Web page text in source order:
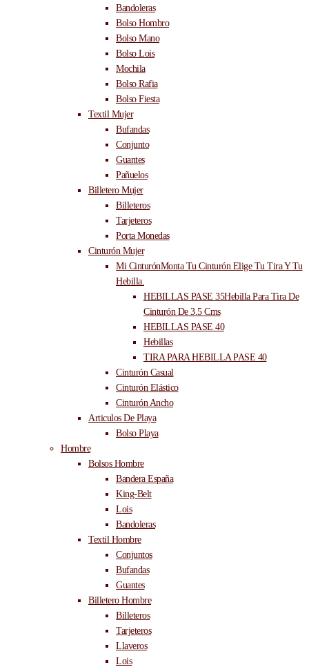
Bandoleras
Bolso Hombro
Bolso Mano
Bolso Lois
Mochila
Bolso Rafia
Bolso Fiesta
Textil Mujer
Bufandas
Conjunto
Guantes
Pañuelos
Billetero Mujer
Billeteros
Tarjeteros
Porta Monedas
Cinturón Mujer
Mi CinturónMonta Tu Cinturón Elige Tu Tira Y Tu
Hebilla.
HEBILLAS PASE 35Hebilla Para Tira De
Cinturón De 3.5 Cms
HEBILLAS PASE 40
Hebillas
TIRA PARA HEBILLA PASE 40
Cinturón Casual
Cinturón Elástico
Cinturón Ancho
Articulos De Playa
Bolso Playa
Hombre
Bolsos Hombre
Bandera España
King-Belt
Lois
Bandoleras
Textil Hombre
Conjuntos
Bufandas
Guantes
Billetero Hombre
Billeteros
Tarjeteros
Llaveros
Lois